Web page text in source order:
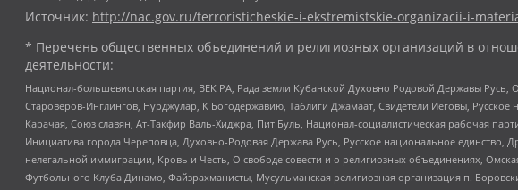
Источник: http://nac.gov.ru/terroristicheskie-i-ekstremistskie-organizacii-i-
* Перечень общественных объединений и религиозных организаций в
деятельности:
Национал-большевистская партия, ВЕК РА, Рада земли Кубанской Духовно Родовой Державы
Староверов-Инглингов, Нурджулар, К Богодержавию, Таблиги Джамаат, Свидетели Иеговы,
Карачая, Союз славян, Ат-Такфир Валь-Хиджра, Пит Буль, Национал-социалистическая рабочая
Инициатива города Череповца, Духовно-Родовая Держава Русь, Русское национальное
нелегальной иммиграции, Кровь и Честь, О свободе совести и о религиозных объединениях,
Футбольного Клуба Динамо, Файзрахманисты, Мусульманская религиозная организация п.